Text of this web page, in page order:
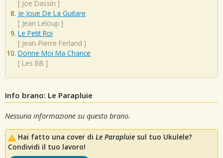
[ Joe Dassin ]
Je Joue De La Guitare
[ Jean Leloup ]
Le Petit Roi
[ Jean-Pierre Ferland ]
Donne Moi Ma Chance
[ Les BB ]
Info brano: Le Parapluie
Nessuna informazione su questo brano.
Hai fatto una cover di Le Parapluie sul tuo Ukulele?
Condividi il tuo lavoro!